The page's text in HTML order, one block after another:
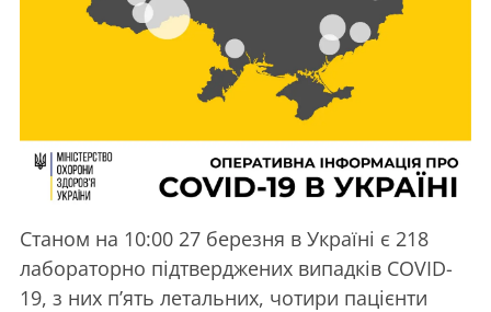
Станом на 10:00 27 березня в Україні є 218
лабораторно підтверджених випадків COVID-
19, з них п’ять летальних, чотири пацієнти